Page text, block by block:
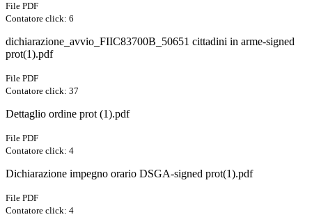
File PDF
Contatore click: 6
dichiarazione_avvio_FIIC83700B_50651 cittadini in arme-signed
prot(1).pdf
File PDF
Contatore click: 37
Dettaglio ordine prot (1).pdf
File PDF
Contatore click: 4
Dichiarazione impegno orario DSGA-signed prot(1).pdf
File PDF
Contatore click: 4